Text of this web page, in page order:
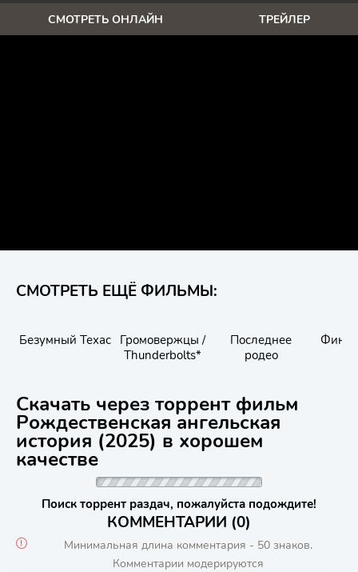
СМОТРЕТЬ ОНЛАЙН ТРЕЙЛЕР
СМОТРЕТЬ ЕЩЁ ФИЛЬМЫ:
Безумный Техас
Громовержцы /
Thunderbolts*
Последнее
родео
Скачать через торрент фильм
Рождественская ангельская
история (2025) в хорошем
качестве
Поиск торрент раздач, пожалуйста подождите!
КОММЕНТАРИИ (0)
Минимальная длина комментария - 50 знаков.
Комментарии модерируются